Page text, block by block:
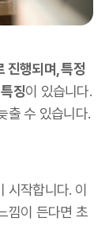
진행되며, 특정
징이 있습니다.
출 수 있습니다.
시작합니다. 이
낌이 든다면 초